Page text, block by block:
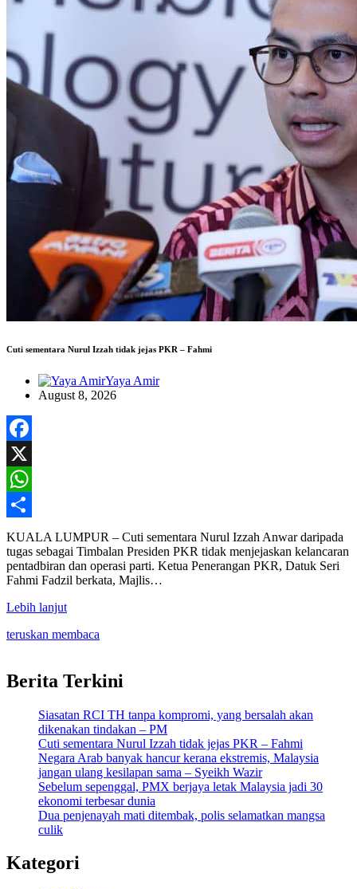
Cuti sementara Nurul Izzah tidak jejas PKR – Fahmi
Yaya Amir
August 8, 2026
Facebook
X
WhatsApp
Share
KUALA LUMPUR – Cuti sementara Nurul Izzah Anwar daripada
tugas sebagai Timbalan Presiden PKR tidak menjejaskan kelancaran
pentadbiran dan operasi parti. Ketua Penerangan PKR, Datuk Seri
Fahmi Fadzil berkata, Majlis…
Lebih lanjut
teruskan membaca
Berita Terkini
Siasatan RCI TH tanpa kompromi, yang bersalah akan
dikenakan tindakan – PM
Cuti sementara Nurul Izzah tidak jejas PKR – Fahmi
Negara Arab banyak hancur kerana ekstremis, Malaysia
jangan ulang kesilapan sama – Syeikh Wazir
Sebelum sepenggal, PMX berjaya letak Malaysia jadi 30
ekonomi terbesar dunia
Dua penjenayah mati ditembak, polis selamatkan mangsa
culik
Kategori